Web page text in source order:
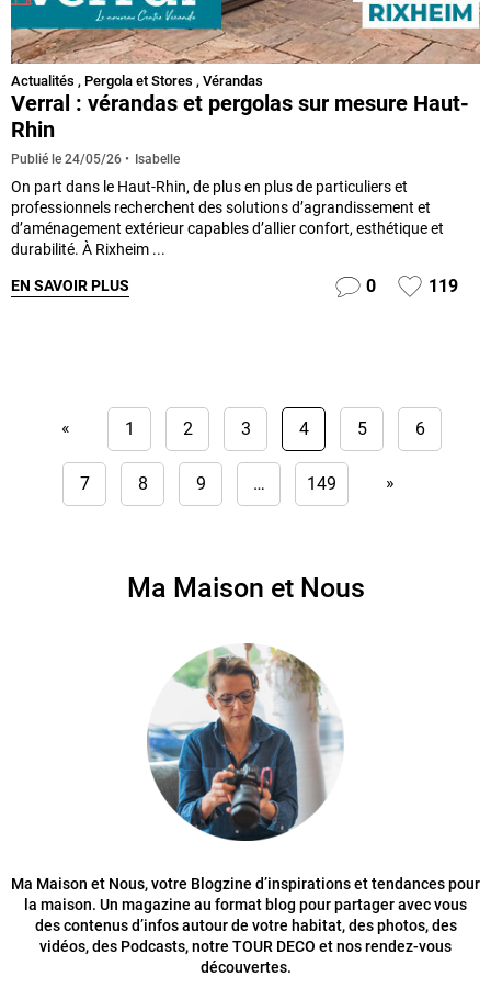
Actualités , Pergola et Stores , Vérandas
Verral : vérandas et pergolas sur mesure Haut-
Rhin
Publié le 24/05/26 Isabelle
On part dans le Haut-Rhin, de plus en plus de particuliers et
professionnels recherchent des solutions d’agrandissement et
d’aménagement extérieur capables d’allier confort, esthétique et
durabilité. À Rixheim ...
EN SAVOIR PLUS 0 119
« 1 2 3 4 5 6
7 8 9 … 149 »
Ma Maison et Nous
Ma Maison et Nous, votre Blogzine d’inspirations et tendances pour
la maison. Un magazine au format blog pour partager avec vous
des contenus d’infos autour de votre habitat, des photos, des
vidéos, des Podcasts, notre TOUR DECO et nos rendez-vous
découvertes.